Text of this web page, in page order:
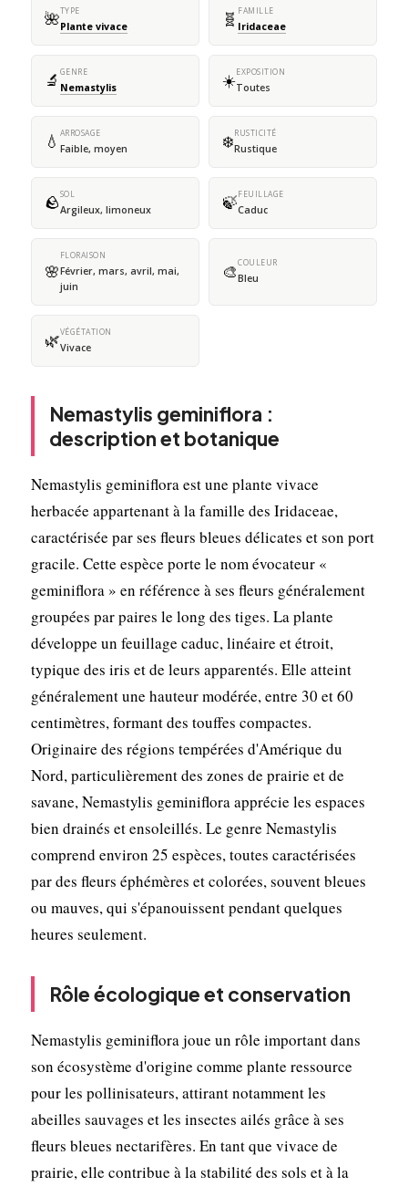
🌺TYPE
Plante vivace 🧬 FAMILLE
Iridaceae
🔬 GENRE
Nemastylis ☀️EXPOSITION
Toutes
💧 ARROSAGE
Faible, moyen ❄️RUSTICITÉ
Rustique
🪨SOL
Argileux, limoneux 🍃FEUILLAGE
Caduc
🌸
FLORAISON
Février, mars, avril, mai,
juin
🎨COULEUR
Bleu
🌿VÉGÉTATION
Vivace
Nemastylis geminiflora :
description et botanique
Nemastylis geminiflora est une plante vivace
herbacée appartenant à la famille des Iridaceae,
caractérisée par ses fleurs bleues délicates et son port
gracile. Cette espèce porte le nom évocateur «
geminiflora » en référence à ses fleurs généralement
groupées par paires le long des tiges. La plante
développe un feuillage caduc, linéaire et étroit,
typique des iris et de leurs apparentés. Elle atteint
généralement une hauteur modérée, entre 30 et 60
centimètres, formant des touffes compactes.
Originaire des régions tempérées d'Amérique du
Nord, particulièrement des zones de prairie et de
savane, Nemastylis geminiflora apprécie les espaces
bien drainés et ensoleillés. Le genre Nemastylis
comprend environ 25 espèces, toutes caractérisées
par des fleurs éphémères et colorées, souvent bleues
ou mauves, qui s'épanouissent pendant quelques
heures seulement.
Rôle écologique et conservation
Nemastylis geminiflora joue un rôle important dans
son écosystème d'origine comme plante ressource
pour les pollinisateurs, attirant notamment les
abeilles sauvages et les insectes ailés grâce à ses
fleurs bleues nectarifères. En tant que vivace de
prairie, elle contribue à la stabilité des sols et à la